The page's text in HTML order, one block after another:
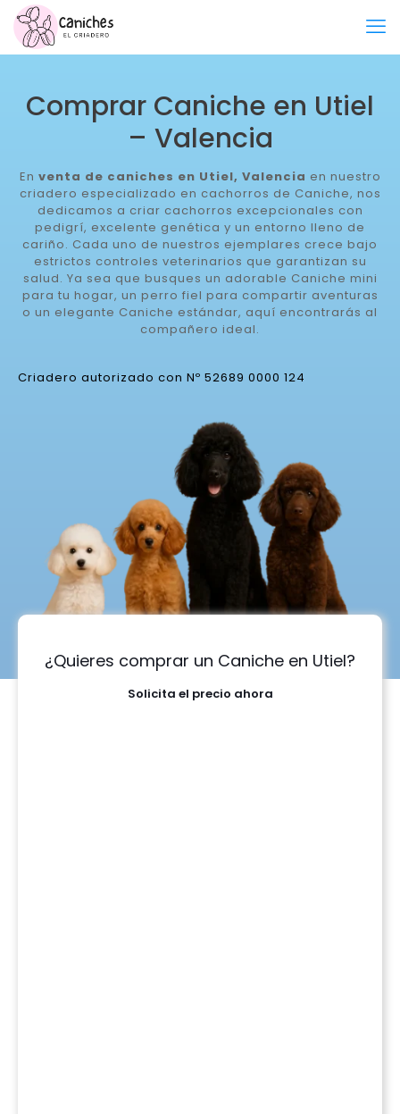
Comprar Caniche en Utiel
– Valencia
En venta de caniches en Utiel, Valencia en nuestro
criadero especializado en cachorros de Caniche, nos
dedicamos a criar cachorros excepcionales con
pedigrí, excelente genética y un entorno lleno de
cariño. Cada uno de nuestros ejemplares crece bajo
estrictos controles veterinarios que garantizan su
salud. Ya sea que busques un adorable Caniche mini
para tu hogar, un perro fiel para compartir aventuras
o un elegante Caniche estándar, aquí encontrarás al
compañero ideal.
Criadero autorizado con Nº 52689 0000 124
¿Quieres comprar un Caniche en Utiel?
Solicita el precio ahora